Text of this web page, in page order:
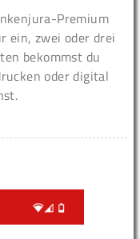
Premium
ein, zwei oder drei
bekommst du
oder digital